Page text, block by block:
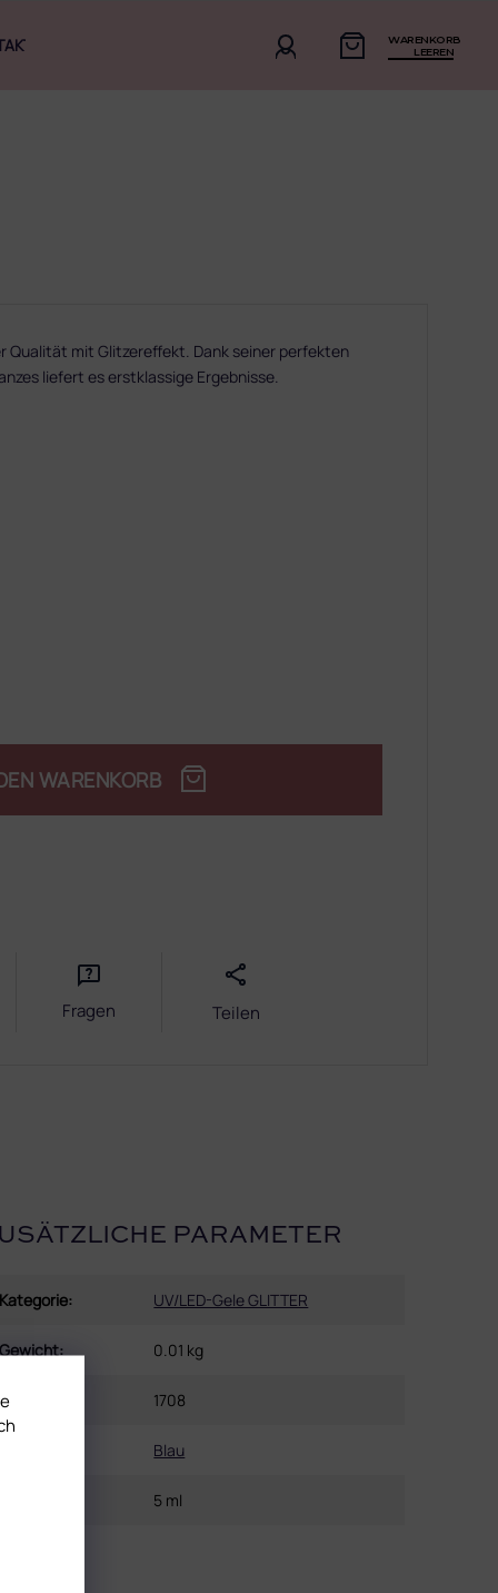
WARENKORB
LEEREN
WARENKORB
Qualität mit Glitzereffekt. Dank seiner perfekten
liefert es erstklassige Ergebnisse.
Fragen Teilen
PARAMETER
Kategorie: UV/LED-Gele GLITTER
Gewicht: 0.01 kg
EAN 1708
Blau
5 ml